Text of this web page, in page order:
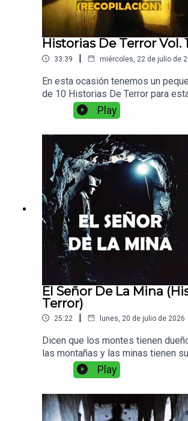
Historias De Terror Vol.
33:39 | miércoles, 22 de julio de
En esta ocasión tenemos un
de 10 Historias De Terror para
o noche. Ponganse sus audifonos,
buen café para escuchar Relatos
Play
El Señor De La Mina
Terror)
25:22 | lunes, 20 de julio de 2026
Dicen que los montes tienen
las montañas y las minas tienen
dueños y reglas a seguir, y cuidado
romperlas...
Play